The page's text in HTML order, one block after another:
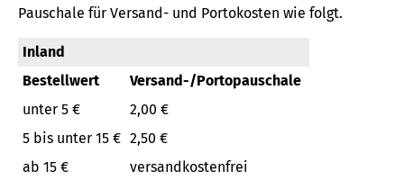
Pauschale für Versand- und Portokosten wie folgt.
Inland
Bestellwert
Versand-/Portopauschale
unter 5 €
2,00 €
5 bis unter 15 € 2,50 €
ab 15 €
versandkostenfrei